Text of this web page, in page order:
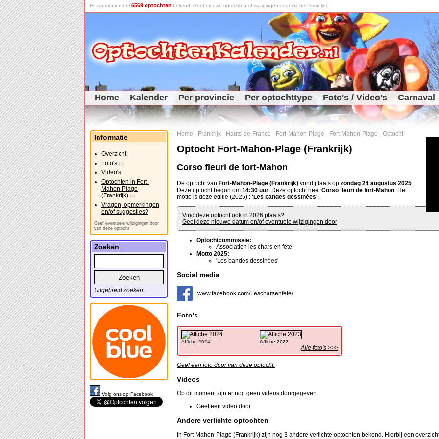
Er zijn momenteel 6569 optochten bekend. Geef nieuwe optochten of wijzigingen door via het formulier.
Home Kalender Per provincie Per optochttype Foto's / Video's Carnaval
Home - Frankrijk - Hauts-de-France - Fort-Mahon-Plage - Fort-Mahon-Plage - Optocht
Optocht Fort-Mahon-Plage (Frankrijk)
Corso fleuri de fort-Mahon
De optocht van Fort-Mahon-Plage (Frankrijk) vond plaats op zondag 24 augustus 2025.
Deze optocht begon om 14:30 uur. Deze optocht heetCorso fleuri de fort-Mahon. Het
motto is deze editie (2025) : 'Les bandes dessinées'.
Vind deze optocht ook in 2026 plaats?
Geef deze nieuwe datum en/of eventuele wijzigingen door
Optochtcommissie:
Association les chars en fête
Motto 2025:
'Les bandes dessinées'
Social media
www.facebook.com/Lescharsenfete/
Foto's
Affiche 2024 Affiche 2023
Alle foto's >>>
Geef een foto door van deze optocht.
Videos
Op dit moment zijn er nog geen videos doorgegeven.
Geef een video door
Andere verlichte optochten
In Fort-Mahon-Plage (Frankrijk) zijn nog 3 andere verlichte optochten bekend. Hierbij een
Informatie
Overzicht
Foto's (2)
Video's
Optochten in Fort-
Mahon-Plage
(Frankrijk) (4)
Vragen, opmerkingen
en/of suggesties?
Geef eventuele wijzigingen door
van deze optocht
Zoeken
Uitgebreid zoeken
Volg ons op Facebook